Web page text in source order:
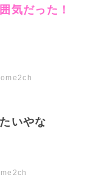
気だった！
いやな